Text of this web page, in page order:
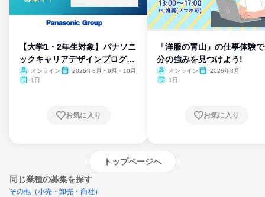
【大学1・2年生対象】パナソニ
ックキャリアデザインプログラ
ム
オンライン
2026年8月・9月・10月
1日
お気に入り
「洋服の青山」の仕事体験
分の強みを見つけよう!
オンライン
2026年8月
1日
お気に入り
トップページへ
同じ業種の募集を探す
その他（小売・卸売・商社）